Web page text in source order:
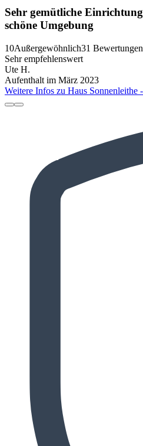
Sehr gemütliche
schöne Umgebung
10Außergewöhnlich31 Bewertungen
Sehr empfehlenswert
Ute H.
Aufenthalt im März 2023
Weitere Infos zu Haus